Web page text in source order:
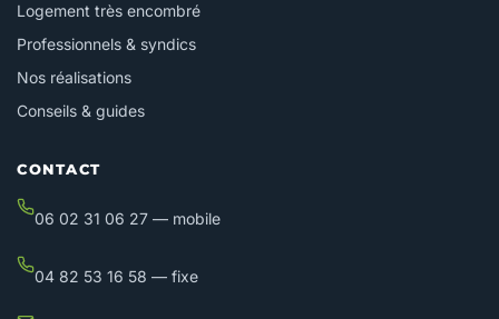
Logement très encombré
Professionnels & syndics
Nos réalisations
Conseils & guides
CONTACT
06 02 31 06 27 — mobile
04 82 53 16 58 — fixe